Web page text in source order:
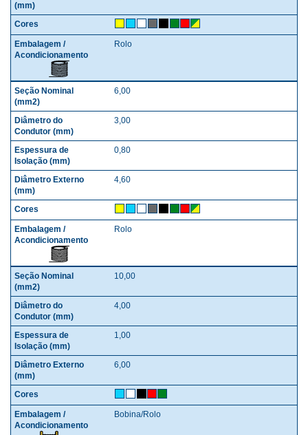
Rolo
6,00
3,00
0,80
4,60
Rolo
10,00
4,00
1,00
6,00
Bobina/Rolo